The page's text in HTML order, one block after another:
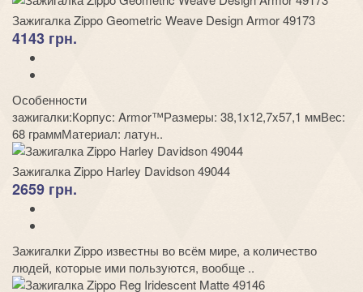
Зажигалка Zippo Geometric Weave Design Armor 49173
4143 грн.
Особенности
зажигалки:Корпус: Armor™Размеры: 38,1x12,7x57,1 ммВес:
68 граммМатериал: латун..
Зажигалка Zippo Harley Davidson 49044
2659 грн.
Зажигалки Zippo известны во всём мире, а количество
людей, которые ими пользуются, вообще ..